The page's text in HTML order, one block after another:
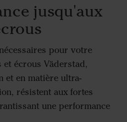
jusqu'aux
pour votre
et écrous Väderstad,
et en matière ultra-
résistent aux fortes
une performance